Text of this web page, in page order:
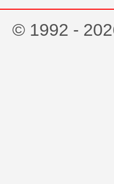
© 1992 -